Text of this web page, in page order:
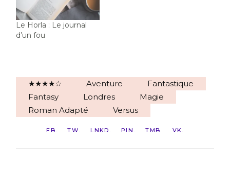
Le Horla : Le journal
d’un fou
★★★★☆ Aventure
Fantastique
Fantasy
Londres
Magie
Roman Adapté
Versus
FB TW LNKD PIN TMB VK